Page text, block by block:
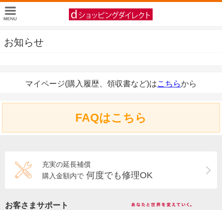
お知らせ
マイページ(購入履歴、領収書など)はこちらから
FAQはこちら
充実の延長補償
購入金額内で 何度でも修理OK
お客さまサポート